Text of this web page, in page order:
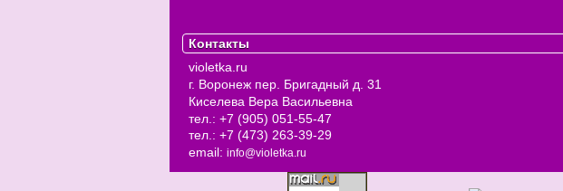
Контакты
violetka.ru
г. Воронеж пер. Бригадный д. 31
Киселева Вера Васильевна
тел.: +7 (905) 051-55-47
тел.: +7 (473) 263-39-29
email: info@violetka.ru